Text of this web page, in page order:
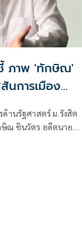
ภาพ 'ทักษิณ'
นการเมือง
ข้าใจ นายกฯ-
านรัฐศาสตร์ ม.รังสิต
ณ ชินวัตร อดีตนายก